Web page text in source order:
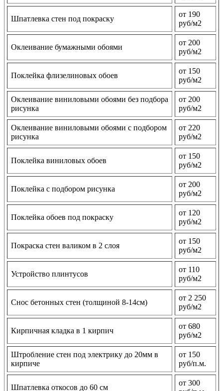
Шпатлевка стен под покраску
от 190
руб/м2
Оклеивание бумажными обоями
от 200
руб/м2
Поклейка флизелиновых обоев
от 150
руб/м2
Оклеивание виниловыми обоями без подбора
рисунка
от 200
руб/м2
Оклеивание виниловыми обоями с подбором
рисунка
от 220
руб/м2
Поклейка виниловых обоев
от 150
руб/м2
Поклейка с подбором рисунка
от 200
руб/м2
Поклейка обоев под покраску
от 120
руб/м2
Покраска стен валиком в 2 слоя
от 150
руб/м2
Устройство плинтусов
от 110
руб/м2
Снос бетонных стен (толщиной 8-14см)
от 2 250
руб/м2
Кирпичная кладка в 1 кирпич
от 680
руб/м2
Штробление стен под электрику до 20мм в
кирпиче
от 150
руб/п.м.
Шпатлевка откосов до 60 см
от 300